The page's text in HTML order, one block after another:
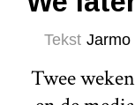
Tekst Jarmo
Twee